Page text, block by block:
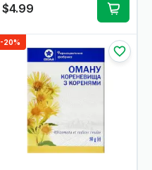
$4.99
-20%